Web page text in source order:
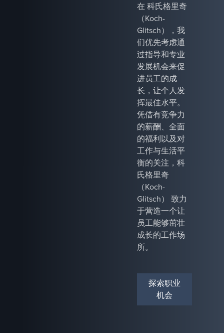
在 科氏格里奇
（Koch-
Glitsch），我
们优先考虑通
过指导和专业
发展机会来促
进员工的成
长，让个人发
挥最佳水平。
凭借有竞争力
的薪酬、全面
的福利以及对
工作与生活平
衡的关注，科
氏格里奇
（Koch-
Glitsch） 致力
于营造一个让
员工能够茁壮
成长的工作场
所。
探索职业
机会